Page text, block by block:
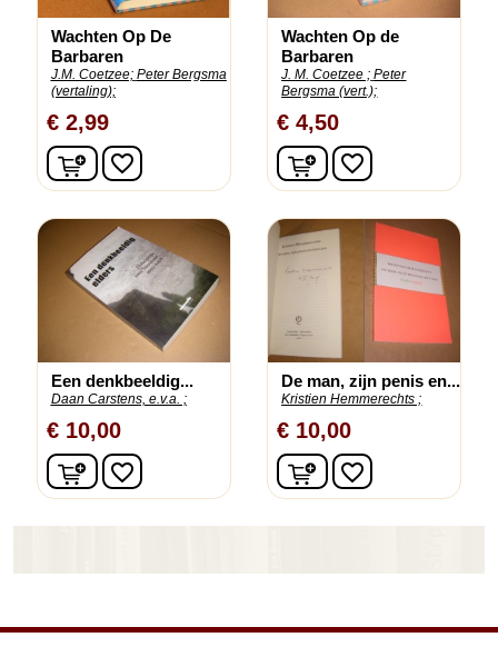
Wachten Op De
Barbaren
J.M. Coetzee; Peter Bergsma
(vertaling);
€ 2,99
In winkelwagen
favorite_border
Wachten Op de
Barbaren
J. M. Coetzee ; Peter
Bergsma (vert.);
€ 4,50
In winkelwagen
favorite_border
Een denkbeeldig...
Daan Carstens, e.v.a. ;
€ 10,00
In winkelwagen
favorite_border
De man, zijn penis en...
Kristien Hemmerechts ;
€ 10,00
In winkelwagen
favorite_border